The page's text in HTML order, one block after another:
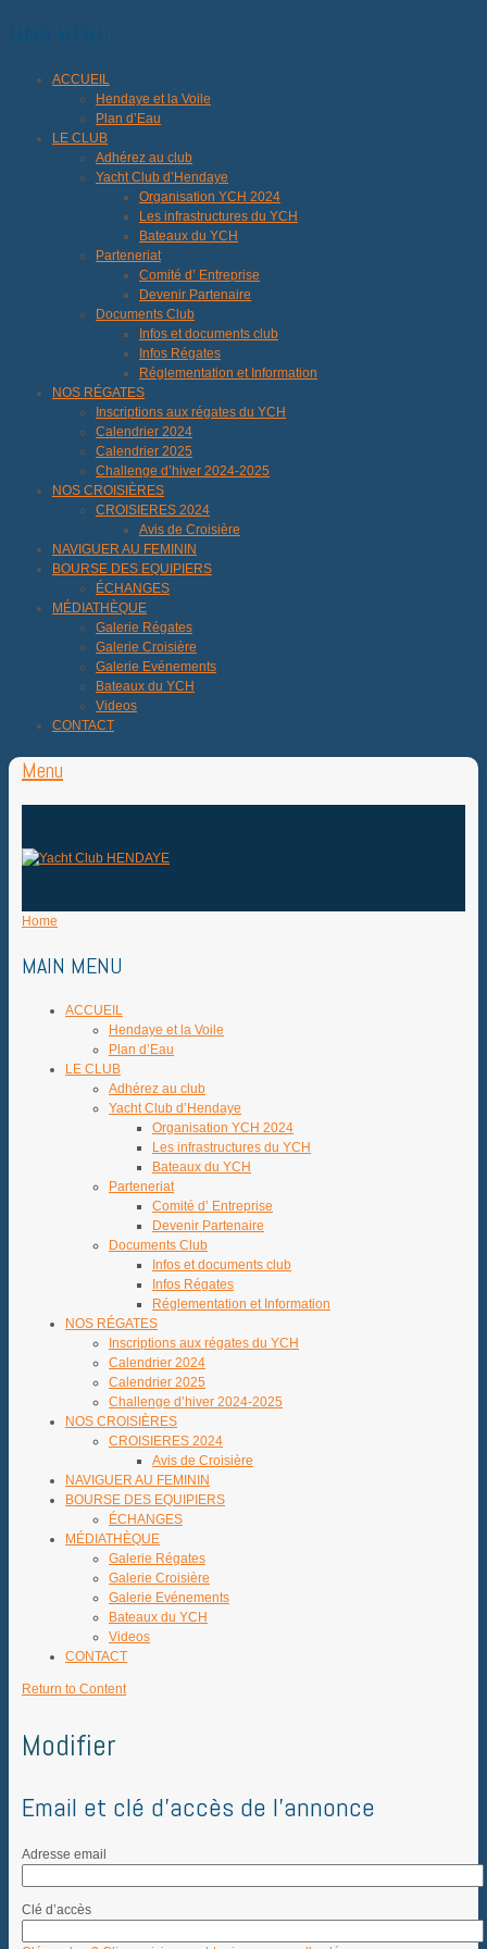
MAIN MENU
ACCUEIL
Hendaye et la Voile
Plan d’Eau
LE CLUB
Adhérez au club
Yacht Club d’Hendaye
Organisation YCH 2024
Les infrastructures du YCH
Bateaux du YCH
Parteneriat
Comité d’ Entreprise
Devenir Partenaire
Documents Club
Infos et documents club
Infos Régates
Réglementation et Information
NOS RÉGATES
Inscriptions aux régates du YCH
Calendrier 2024
Calendrier 2025
Challenge d’hiver 2024-2025
NOS CROISIÈRES
CROISIERES 2024
Avis de Croisière
NAVIGUER AU FEMININ
BOURSE DES EQUIPIERS
ÉCHANGES
MÉDIATHÈQUE
Galerie Régates
Galerie Croisière
Galerie Evénements
Bateaux du YCH
Videos
CONTACT
Menu
Home
MAIN MENU
ACCUEIL
Hendaye et la Voile
Plan d’Eau
LE CLUB
Adhérez au club
Yacht Club d’Hendaye
Organisation YCH 2024
Les infrastructures du YCH
Bateaux du YCH
Parteneriat
Comité d’ Entreprise
Devenir Partenaire
Documents Club
Infos et documents club
Infos Régates
Réglementation et Information
NOS RÉGATES
Inscriptions aux régates du YCH
Calendrier 2024
Calendrier 2025
Challenge d’hiver 2024-2025
NOS CROISIÈRES
CROISIERES 2024
Avis de Croisière
NAVIGUER AU FEMININ
BOURSE DES EQUIPIERS
ÉCHANGES
MÉDIATHÈQUE
Galerie Régates
Galerie Croisière
Galerie Evénements
Bateaux du YCH
Videos
CONTACT
Return to Content
Modifier
Email et clé d’accès de l’annonce
Adresse email
Clé d’accès